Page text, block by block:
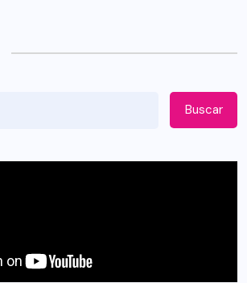
Buscar